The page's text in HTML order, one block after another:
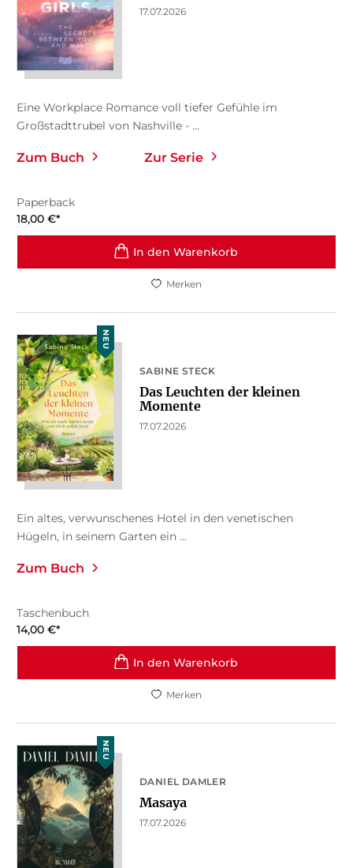
17.07.2026
Eine Workplace Romance voll tiefer Gefühle im
Großstadttrubel von Nashville - ...
Zum Buch Zur Serie
Paperback
18,00 €*
In den Warenkorb
Merken
NEU
SABINE STECK
Das Leuchten der kleinen
Momente
17.07.2026
Ein altes, verwunschenes Hotel in den venetischen
Hügeln, in seinem Garten ein ...
Zum Buch
Taschenbuch
14,00 €*
In den Warenkorb
Merken
NEU
DANIEL DAMLER
Masaya
17.07.2026